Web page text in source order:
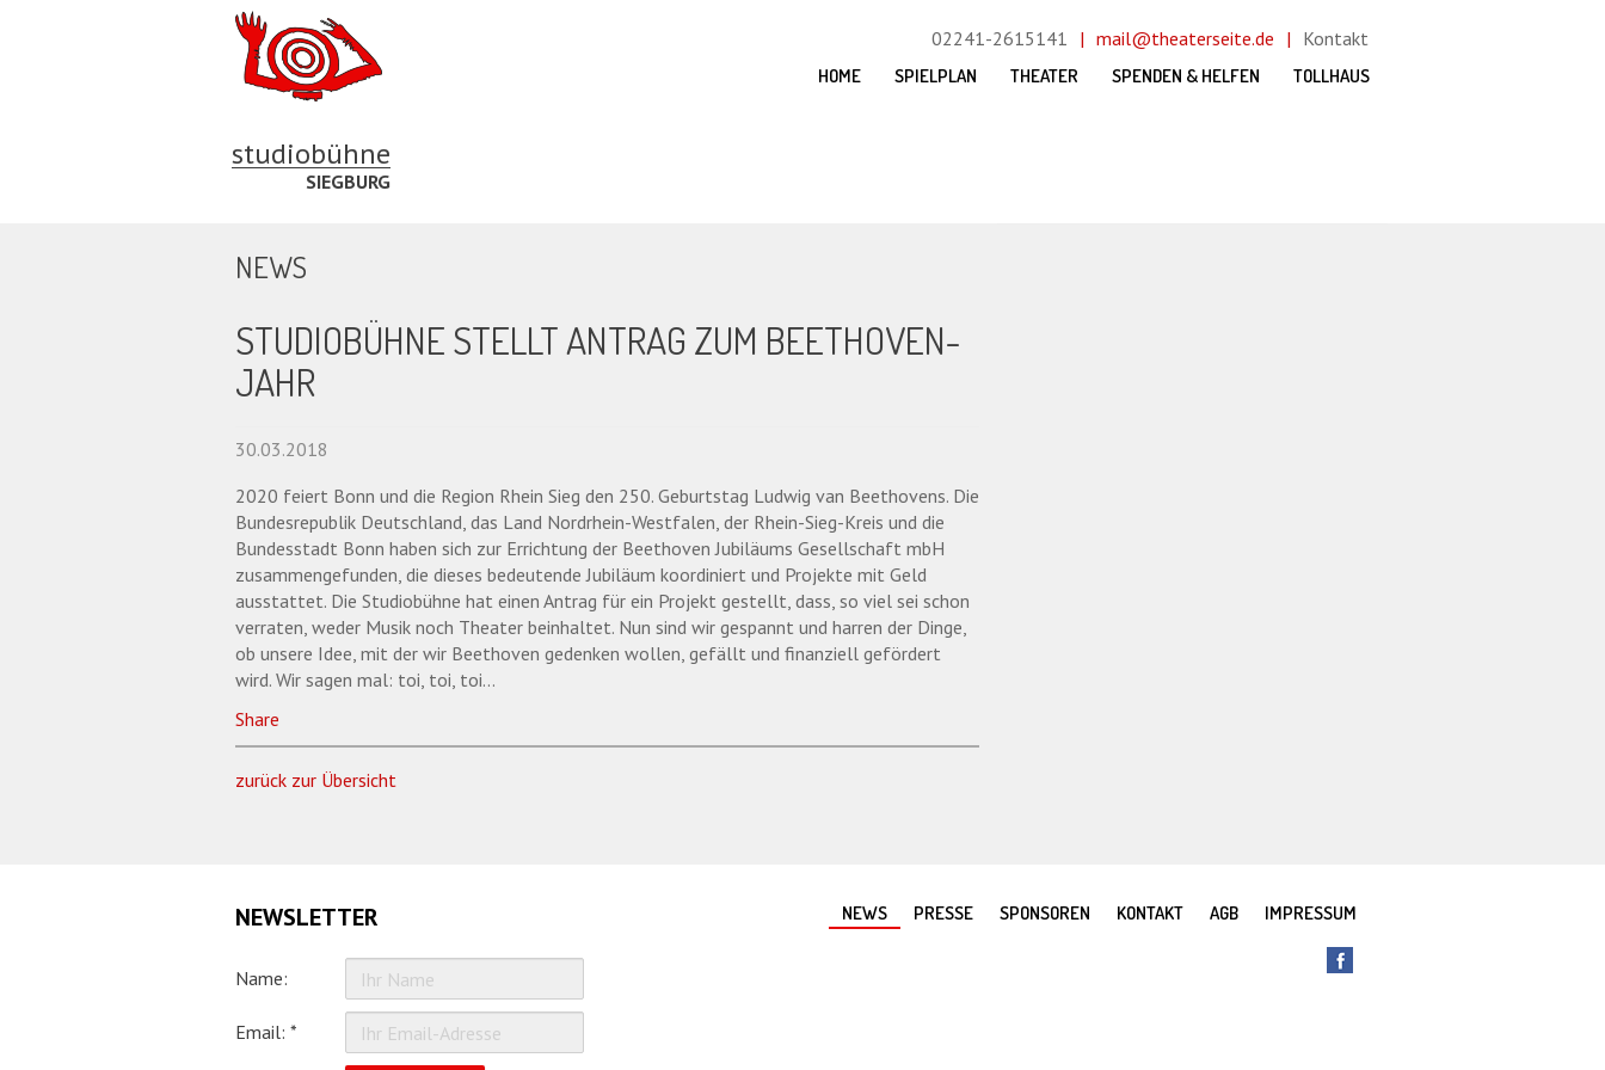
studiobühne
SIEGBURG
02241-2615141 mail@theaterseite.de Kontakt
HOME SPIELPLAN THEATER SPENDEN & HELFEN TOLLHAUS
NEWS
STUDIOBÜHNE STELLT ANTRAG ZUM BEETHOVEN-
JAHR
30.03.2018
2020 feiert Bonn und die Region Rhein Sieg den 250. Geburtstag Ludwig van Beethovens. Die
Bundesrepublik Deutschland, das Land Nordrhein-Westfalen, der Rhein-Sieg-Kreis und die
Bundesstadt Bonn haben sich zur Errichtung der Beethoven Jubiläums Gesellschaft mbH
zusammengefunden, die dieses bedeutende Jubiläum koordiniert und Projekte mit Geld
ausstattet. Die Studiobühne hat einen Antrag für ein Projekt gestellt, dass, so viel sei schon
verraten, weder Musik noch Theater beinhaltet. Nun sind wir gespannt und harren der Dinge,
ob unsere Idee, mit der wir Beethoven gedenken wollen, gefällt und finanziell gefördert
wird. Wir sagen mal: toi, toi, toi...
Share
zurück zur Übersicht
NEWSLETTER
Name:
Email: *
IMPRESSUM
AGB
KONTAKT
SPONSOREN
PRESSE
NEWS